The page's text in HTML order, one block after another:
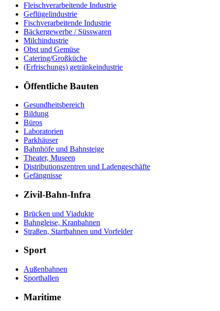
Fleischverarbeitende Industrie
Geflügelindustrie
Fischverarbeitende Industrie
Bäckergewerbe / Süsswaren
Milchindustrie
Obst und Gemüse
Catering/Großküche
(Erfrischungs) getränkeindustrie
Öffentliche Bauten
Gesundheitsbereich
Bildung
Büros
Laboratorien
Parkhäuser
Bahnhöfe und Bahnsteige
Theater, Museen
Distributionszentren und Ladengeschäfte
Gefängnisse
Zivil-Bahn-Infra
Brücken und Viadukte
Bahngleise, Kranbahnen
Straßen, Startbahnen und Vorfelder
Sport
Außenbahnen
Sporthallen
Maritime